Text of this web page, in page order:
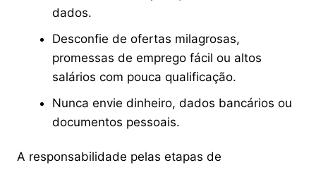
dados.
Desconfie de ofertas milagrosas,
promessas de emprego fácil ou altos
salários com pouca qualificação.
Nunca envie dinheiro, dados bancários ou
documentos pessoais.
A responsabilidade pelas etapas de